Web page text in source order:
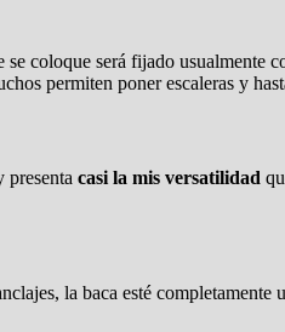
coloque será fijado usualmente
permiten poner escaleras y
presenta casi la mis versatilidad
la baca esté completamente